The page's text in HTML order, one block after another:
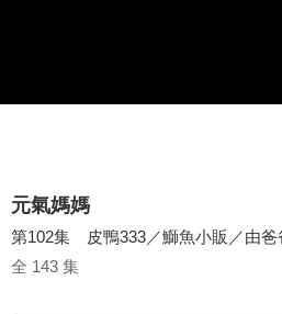
元氣媽媽
第102集 皮鴨333／鰤魚小販／由爸
全 143 集